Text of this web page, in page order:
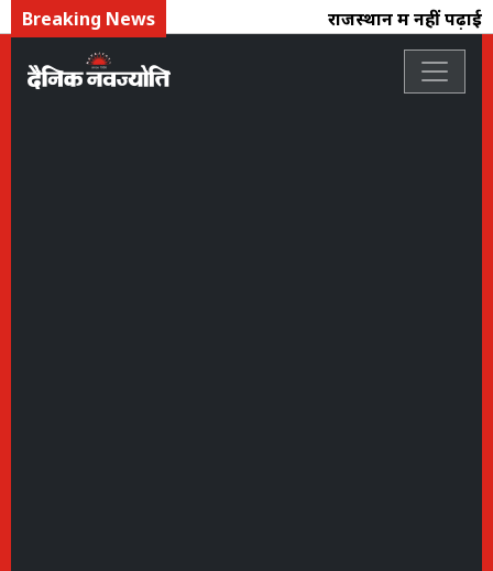
Breaking News राजस्थान में नहीं पढ़ाई